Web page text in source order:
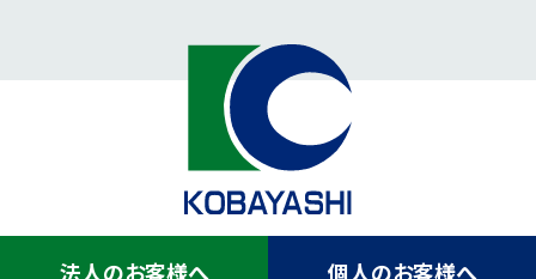
法人のお客様へ 個人のお客様へ